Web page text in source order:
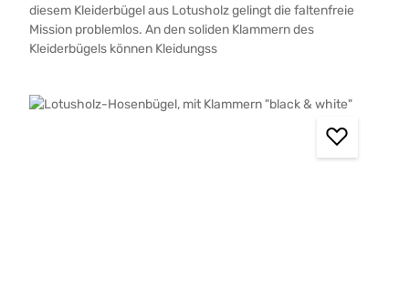
diesem Kleiderbügel aus Lotusholz gelingt die faltenfreie
Mission problemlos. An den soliden Klammern des
Kleiderbügels können Kleidungss
Bildergalerie überspringen